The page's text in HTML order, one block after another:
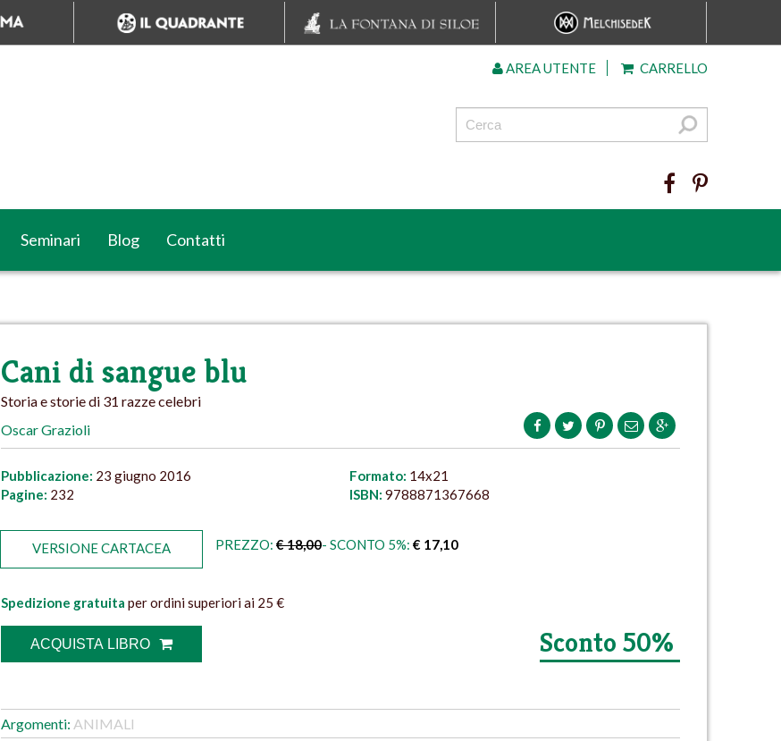
AREA UTENTE CARRELLO
Seminari Blog Contatti
Cani di sangue blu
Storia e storie di 31 razze celebri
Oscar Grazioli
Pubblicazione: 23 giugno 2016
Pagine: 232
Formato: 14x21
ISBN: 9788871367668
VERSIONE CARTACEA PREZZO: € 18,00- SCONTO 5%: € 17,10
Spedizione gratuita per ordini superiori ai 25 €
ACQUISTA LIBRO Sconto 50%
Argomenti: ANIMALI